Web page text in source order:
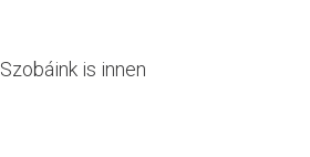
is innen